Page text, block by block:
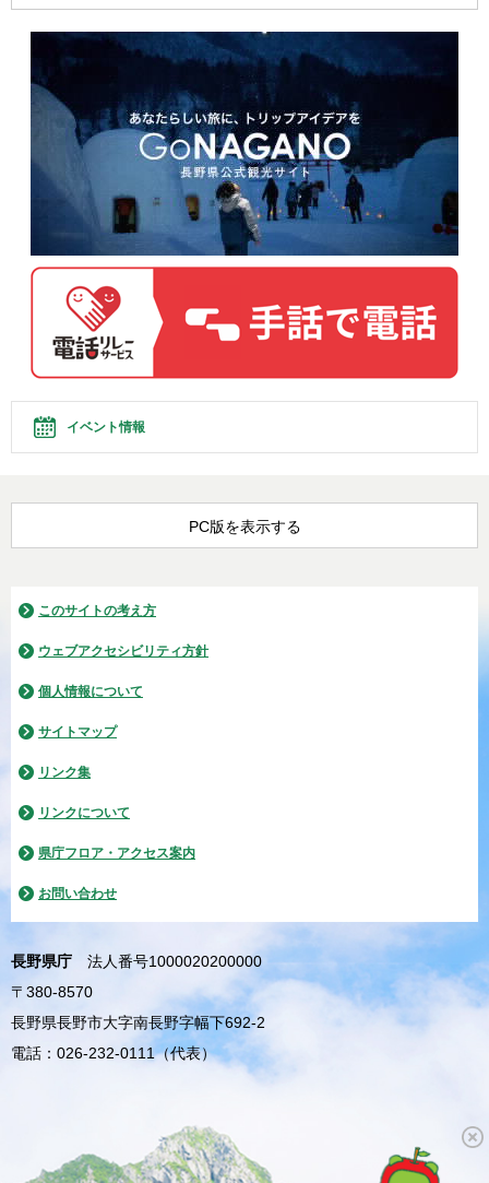
イベント情報
PC版を表示する
このサイトの考え方
ウェブアクセシビリティ方針
個人情報について
サイトマップ
リンク集
リンクについて
県庁フロア・アクセス案内
お問い合わせ
長野県庁
法人番号1000020200000
〒380-8570
長野県長野市大字南長野字幅下692-2
電話：026-232-0111（代表）